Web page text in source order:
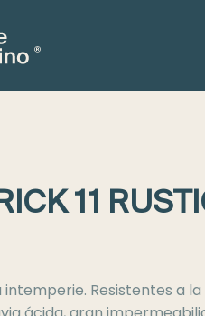
11
Resistentes a la